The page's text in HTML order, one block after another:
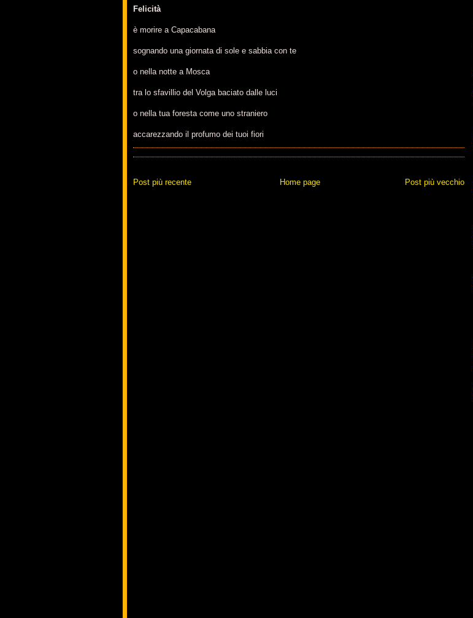
Felicità
è morire a Capacabana
sognando una giornata di sole e sabbia con te
o nella notte a Mosca
tra lo sfavillio del Volga baciato dalle luci
o nella tua foresta come uno straniero
accarezzando il profumo dei tuoi fiori
Post più recente Post più vecchio
Home page